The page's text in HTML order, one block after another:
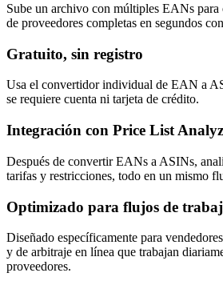
Sube un archivo con múltiples EANs para
de proveedores completas en segundos
Gratuito, sin registro
Usa el convertidor individual de EAN a
se requiere cuenta ni tarjeta de crédito.
Integración con Price List
Después de convertir EANs a ASINs,
tarifas y restricciones, todo en un mismo
Optimizado para flujos de
Diseñado específicamente para
y de arbitraje en línea que trabajan
proveedores.